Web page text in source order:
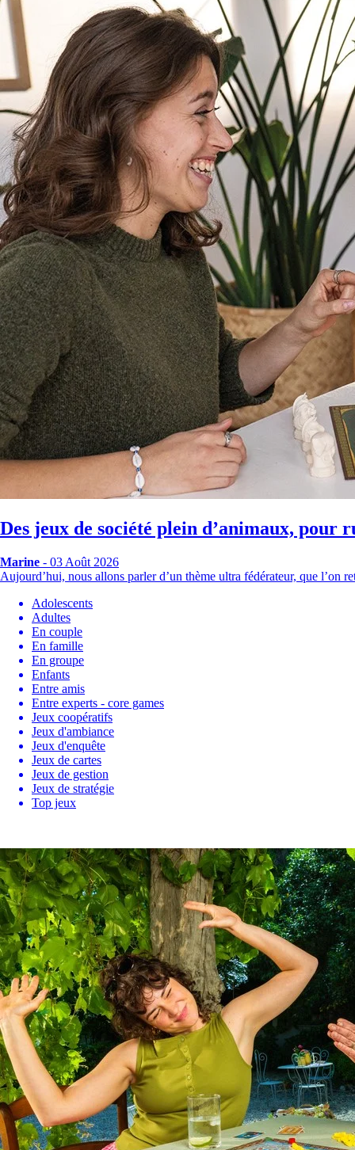
Des jeux de société plein d’animaux, pour
Marine - 03 Août 2026
Aujourd’hui, nous allons parler d’un thème ultra fédérateur, que l’on
Adolescents
Adultes
En couple
En famille
En groupe
Enfants
Entre amis
Entre experts - core games
Jeux coopératifs
Jeux d'ambiance
Jeux d'enquête
Jeux de cartes
Jeux de gestion
Jeux de stratégie
Top jeux